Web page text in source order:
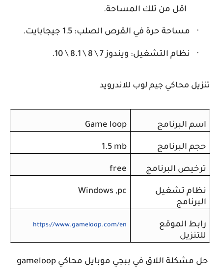
اقل من تلك المساحة.
· مساحة حرة في القرص الصلب: 1.5 جيجابايت.
· نظام التشغيل: ويندوز 7 \ 8 \ 8.1 \ 10.
تنزيل محاكي جيم لوب للاندرويد
اسم البرنامج Game loop
حجم البرنامج 1.5 mb
ترخيص البرنامج free
نظام تشغيل
البرنامج
Windows ,pc
رابط الموقع
للتنزيل
https://www.gameloop.com/en
حل مشكلة اللاق في ببجي موبايل محاكي gameloop